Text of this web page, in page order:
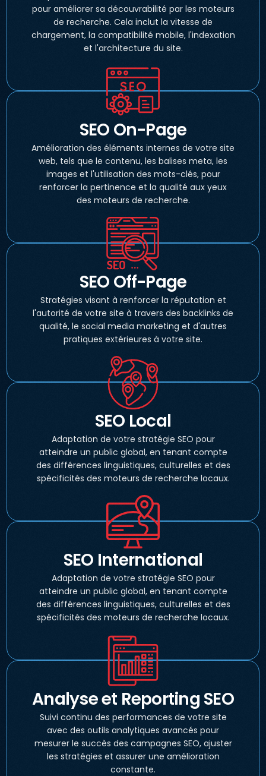
pour améliorer sa découvrabilité par les moteurs
de recherche. Cela inclut la vitesse de
chargement, la compatibilité mobile, l'indexation
et l'architecture du site.
SEO On-Page
Amélioration des éléments internes de votre site
web, tels que le contenu, les balises meta, les
images et l'utilisation des mots-clés, pour
renforcer la pertinence et la qualité aux yeux
des moteurs de recherche.
SEO Off-Page
Stratégies visant à renforcer la réputation et
l'autorité de votre site à travers des backlinks de
qualité, le social media marketing et d'autres
pratiques extérieures à votre site.
SEO Local
Adaptation de votre stratégie SEO pour
atteindre un public global, en tenant compte
des différences linguistiques, culturelles et des
spécificités des moteurs de recherche locaux.
SEO International
Adaptation de votre stratégie SEO pour
atteindre un public global, en tenant compte
des différences linguistiques, culturelles et des
spécificités des moteurs de recherche locaux.
Analyse et Reporting SEO
Suivi continu des performances de votre site
avec des outils analytiques avancés pour
mesurer le succès des campagnes SEO, ajuster
les stratégies et assurer une amélioration
constante.